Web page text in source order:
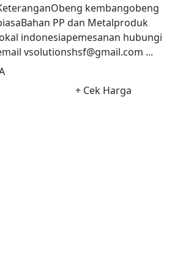
kembangobeng
PP dan Metalproduk
indonesiapemesanan hubungi
vsolutionshsf@gmail.com ...
+ Cek Harga